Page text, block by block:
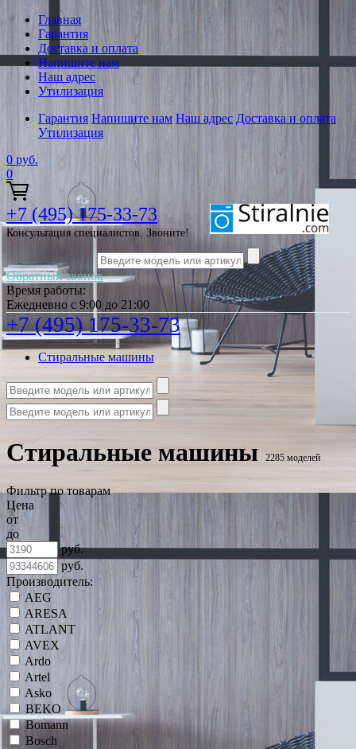
Главная
Гарантия
Доставка и оплата
Напишите нам
Наш адрес
Утилизация
Гарантия Напишите нам Наш адрес Доставка и оплата
Утилизация
0 руб.
0
+7 (495) 175-33-73
Консультация специалистов. Звоните!
Обратный звонок
Время работы:
Ежедневно с 9:00 до 21:00
+7 (495) 175-33-73
Стиральные машины
Стиральные машины 2285 моделей
Фильтр по товарам
Цена
от
до
руб.
руб.
Производитель:
AEG
ARESA
ATLANT
AVEX
Ardo
Artel
Asko
BEKO
Bomann
Bosch